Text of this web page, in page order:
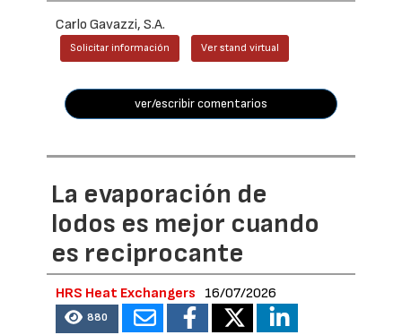
Carlo Gavazzi, S.A.
Solicitar información Ver stand virtual
ver/escribir comentarios
La evaporación de
lodos es mejor cuando
es reciprocante
HRS Heat Exchangers 16/07/2026
880